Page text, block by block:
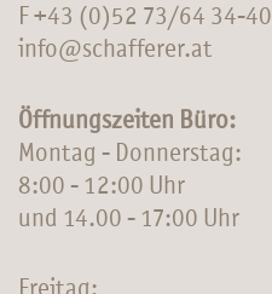
F +43 (0)52 73/64 34-40
info@schafferer.at
Öffnungszeiten Büro:
Montag - Donnerstag:
8:00 - 12:00 Uhr
und 14.00 - 17:00 Uhr